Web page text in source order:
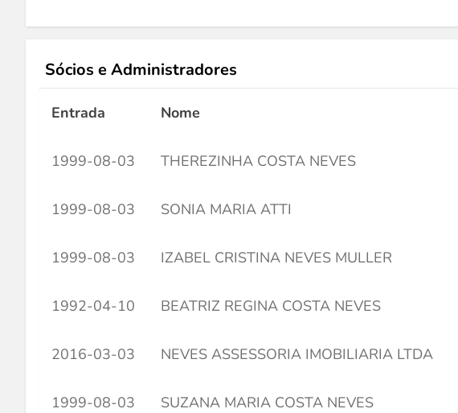
Sócios e Administradores
Entrada Nome
1999-08-03 THEREZINHA COSTA NEVES
1999-08-03 SONIA MARIA ATTI
1999-08-03 IZABEL CRISTINA NEVES MULLER
1992-04-10 BEATRIZ REGINA COSTA NEVES
2016-03-03 NEVES ASSESSORIA IMOBILIARIA LTDA
1999-08-03 SUZANA MARIA COSTA NEVES